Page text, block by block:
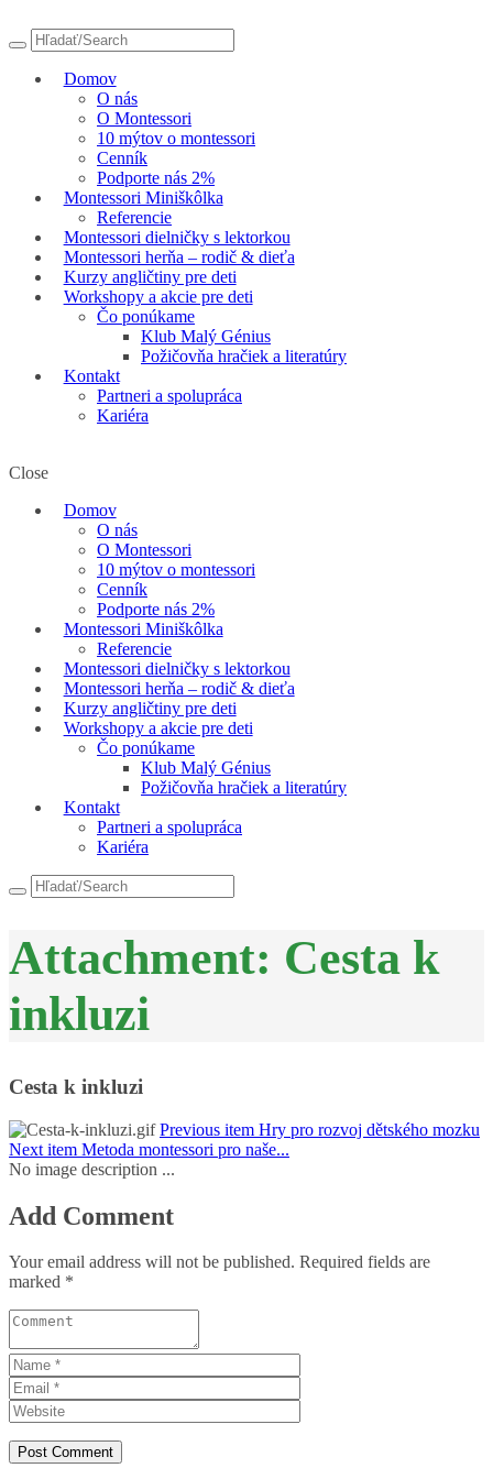
Domov
O nás
O Montessori
10 mýtov o montessori
Cenník
Podporte nás 2%
Montessori Miniškôlka
Referencie
Montessori dielničky s lektorkou
Montessori herňa – rodič & dieťa
Kurzy angličtiny pre deti
Workshopy a akcie pre deti
Čo ponúkame
Klub Malý Génius
Požičovňa hračiek a literatúry
Kontakt
Partneri a spolupráca
Kariéra
Close
Domov
O nás
O Montessori
10 mýtov o montessori
Cenník
Podporte nás 2%
Montessori Miniškôlka
Referencie
Montessori dielničky s lektorkou
Montessori herňa – rodič & dieťa
Kurzy angličtiny pre deti
Workshopy a akcie pre deti
Čo ponúkame
Klub Malý Génius
Požičovňa hračiek a literatúry
Kontakt
Partneri a spolupráca
Kariéra
Attachment: Cesta k
inkluzi
Cesta k inkluzi
Previous item Hry pro rozvoj dětského mozku
Next item Metoda montessori pro naše...
No image description ...
Add Comment
Your email address will not be published. Required fields are
marked *